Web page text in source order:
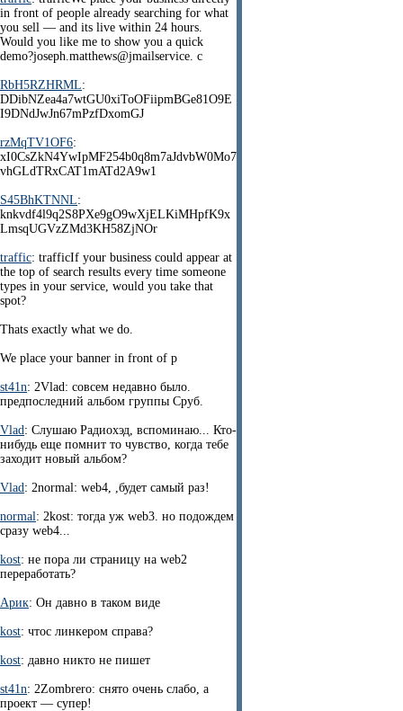
in front of people already searching for what
you sell — and its live within 24 hours.
Would you like me to show you a quick
demo?joseph.matthews@jmailservice. c
RbH5RZHRML:
DDibNZea4a7wtGU0xiToOFiipmBGe81O9E
I9DNdJwJn67mPzfDxomGJ
rzMqTV1OF6:
xI0CsZkN4YwIpMF254b0q8m7aJdvbW0Mo7
vhGLdTRxCAT1mATd2A9w1
S45BhKTNNL:
knkvdf4l9q2S8PXe9gO9wXjELKiMHpfK9x
LmsqUGVzZMd3KH58ZjNOr
traffic: trafficIf your business could appear at
the top of search results every time someone
types in your service, would you take that
spot?
Thats exactly what we do.
We place your banner in front of p
st41n: 2Vlad: совсем недавно было.
предпоследний альбом группы Сруб.
Vlad: Слушаю Радиохэд, вспоминаю... Кто-
нибудь еще помнит то чувство, когда тебе
заходит новый альбом?
Vlad: 2normal: web4, ,будет самый раз!
normal: 2kost: тогда уж web3. но подождем
сразу web4...
kost: не пора ли страницу на web2
переработать?
Арик: Он давно в таком виде
kost: чтос линкером справа?
kost: давно никто не пишет
st41n: 2Zombrero: снято очень слабо, а
проект — супер!